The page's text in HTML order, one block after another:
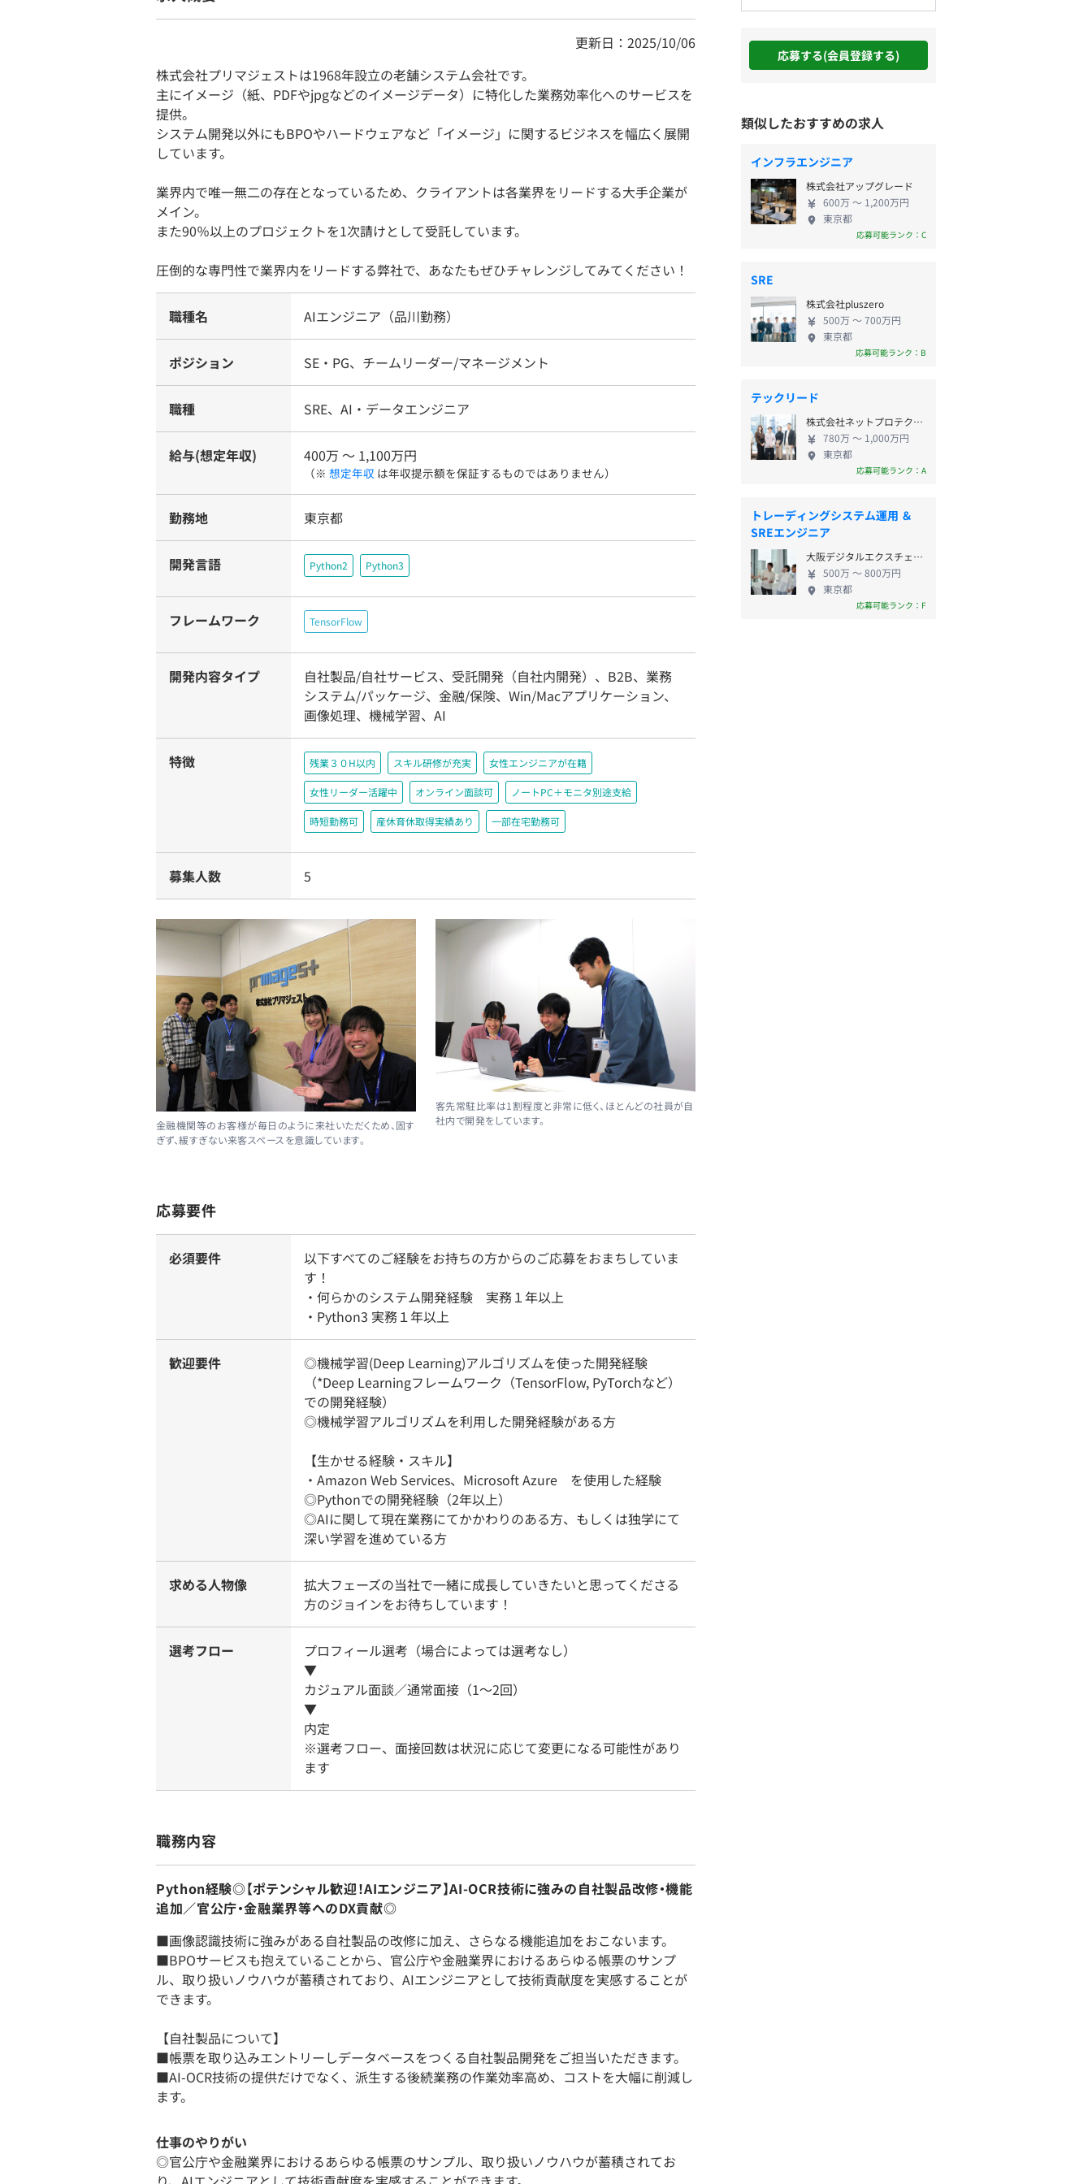
更新日：2025/10/06
株式会社プリマジェストは1968年設立の老舗システム会社です。
主にイメージ（紙、PDFやjpgなどのイメージデータ）に特化した業務効率化へのサービスを
提供。
システム開発以外にもBPOやハードウェアなど「イメージ」に関するビジネスを幅広く展開
しています。
業界内で唯一無二の存在となっているため、クライアントは各業界をリードする大手企業が
メイン。
また90％以上のプロジェクトを1次請けとして受託しています。
圧倒的な専門性で業界内をリードする弊社で、あなたもぜひチャレンジしてみてください！
職種名 AIエンジニア（品川勤務）
ポジション SE・PG、チームリーダー/マネージメント
職種 SRE、AI・データエンジニア
給与(想定年収) 400万 〜 1,100万円
（※ 想定年収 は年収提示額を保証するものではありません）
勤務地 東京都
開発言語 Python2 Python3
フレームワーク TensorFlow
開発内容タイプ
自社製品/自社サービス、受託開発（自社内開発）、B2B、業務
システム/パッケージ、金融/保険、Win/Macアプリケーション、
画像処理、機械学習、AI
特徴 残業３０H以内 スキル研修が充実 女性エンジニアが在籍
女性リーダー活躍中 オンライン面談可 ノートPC＋モニタ別途支給
時短勤務可 産休育休取得実績あり 一部在宅勤務可
募集人数 5
金融機関等のお客様が毎日のように来社いただくため、固す
ぎず、緩すぎない来客スペースを意識しています。
客先常駐比率は1割程度と非常に低く、ほとんどの社員が自
社内で開発をしています。
応募要件
必須要件
以下すべてのご経験をお持ちの方からのご応募をおまちしていま
す！
・何らかのシステム開発経験 実務１年以上
・Python3 実務１年以上
歓迎要件
◎機械学習(Deep Learning)アルゴリズムを使った開発経験
（*Deep Learningフレームワーク（TensorFlow, PyTorchなど）
での開発経験）
◎機械学習アルゴリズムを利用した開発経験がある方
【生かせる経験・スキル】
・Amazon Web Services、Microsoft Azure を使用した経験
◎Pythonでの開発経験（2年以上）
◎AIに関して現在業務にてかかわりのある方、もしくは独学にて
深い学習を進めている方
求める人物像
拡大フェーズの当社で一緒に成長していきたいと思ってくださる
方のジョインをお待ちしています！
選考フロー
プロフィール選考（場合によっては選考なし）
▼
カジュアル面談／通常面接（1～2回）
▼
内定
※選考フロー、面接回数は状況に応じて変更になる可能性があり
ます
職務内容
Python経験◎【ポテンシャル歓迎！AIエンジニア】AI-OCR技術に強みの自社製品改修・機能
追加／官公庁・金融業界等へのDX貢献◎
■画像認識技術に強みがある自社製品の改修に加え、さらなる機能追加をおこないます。
■BPOサービスも抱えていることから、官公庁や金融業界におけるあらゆる帳票のサンプ
ル、取り扱いノウハウが蓄積されており、AIエンジニアとして技術貢献度を実感することが
できます。
【自社製品について】
■帳票を取り込みエントリーしデータベースをつくる自社製品開発をご担当いただきます。
■AI-OCR技術の提供だけでなく、派生する後続業務の作業効率高め、コストを大幅に削減し
ます。
仕事のやりがい
◎官公庁や金融業界におけるあらゆる帳票のサンプル、取り扱いノウハウが蓄積されてお
応募する(会員登録する)
類似したおすすめの求人
インフラエンジニア
株式会社アップグレード
600万 〜 1,200万円
東京都
応募可能ランク：C
SRE
株式会社pluszero
500万 〜 700万円
東京都
応募可能ランク：B
テックリード
株式会社ネットプロテクションズ
780万 〜 1,000万円
東京都
応募可能ランク：A
トレーディングシステム運用 ＆
SREエンジニア
大阪デジタルエクスチェンジ株式会社
500万 〜 800万円
東京都
応募可能ランク：F